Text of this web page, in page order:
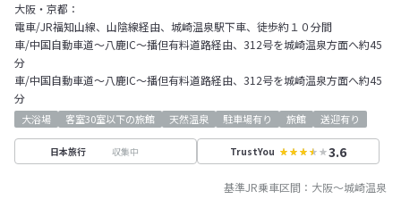
大阪・京都：
電車/JR福知山線、山陰線経由、城崎温泉駅下車、徒歩約１０分間
車/中国自動車道～八鹿IC～播但有料道路経由、312号を城崎温泉方面へ約45
分
車/中国自動車道～八鹿IC～播但有料道路経由、312号を城崎温泉方面へ約45
分
大浴場 客室30室以下の旅館 天然温泉 駐車場有り 旅館 送迎有り
日本旅行 収集中 TrustYou 3.6
基準JR乗車区間： 大阪～城崎温泉